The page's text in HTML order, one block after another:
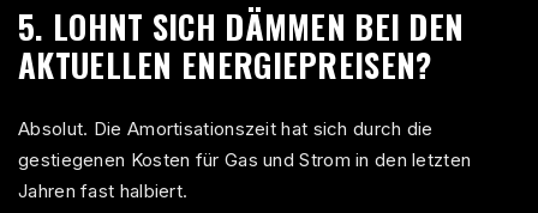
5. LOHNT SICH DÄMMEN BEI DEN
AKTUELLEN ENERGIEPREISEN?
Absolut. Die Amortisationszeit hat sich durch die
gestiegenen Kosten für Gas und Strom in den letzten
Jahren fast halbiert.